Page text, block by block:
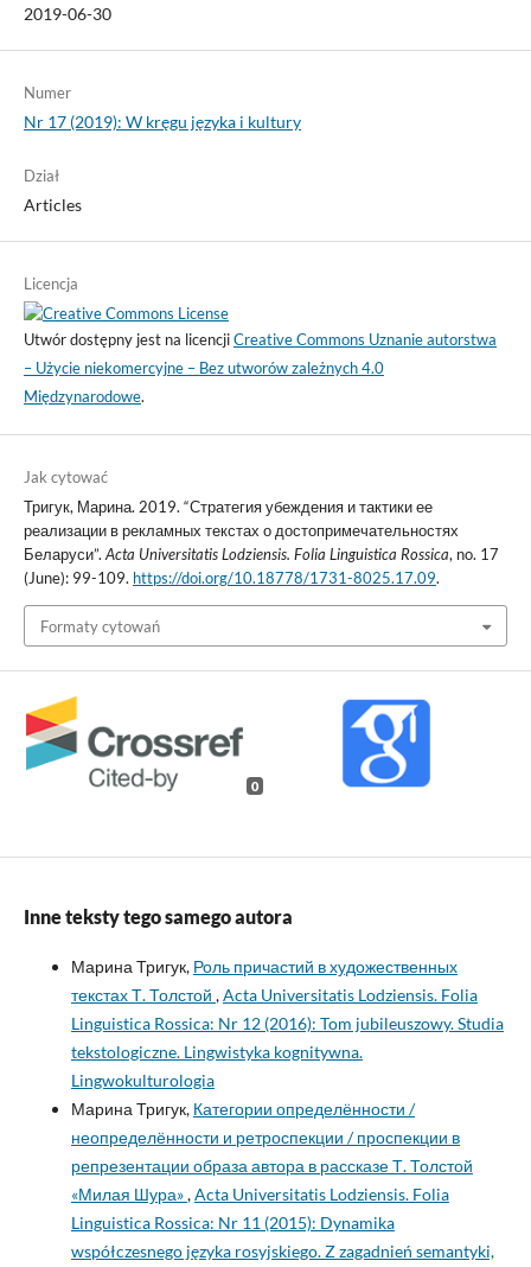
2019-06-30
Numer
Nr 17 (2019): W kręgu języka i kultury
Dział
Articles
Licencja
Utwór dostępny jest na licencjiCreative Commons Uznanie autorstwa
– Użycie niekomercyjne – Bez utworów zależnych 4.0
Międzynarodowe.
Jak cytować
Тригук, Марина. 2019. “Стратегия убеждения и тактики ее
реализации в рекламных текстах о достопримечательностях
Беларуси”.Acta Universitatis Lodziensis. Folia Linguistica Rossica, no. 17
(June): 99-109. https://doi.org/10.18778/1731-8025.17.09.
Formaty cytowań
0
Inne teksty tego samego autora
Марина Тригук, Роль причастий в художественных
текстах Т. Толстой ,Acta Universitatis Lodziensis. Folia
Linguistica Rossica: Nr 12 (2016): Tom jubileuszowy. Studia
tekstologiczne. Lingwistyka kognitywna.
Lingwokulturologia
Марина Тригук, Категории определённости /
неопределённости и ретроспекции / проспекции в
репрезентации образа автора в рассказе Т. Толстой
«Милая Шура»,Acta Universitatis Lodziensis. Folia
Linguistica Rossica: Nr 11 (2015): Dynamika
współczesnego języka rosyjskiego. Z zagadnień semantyki,